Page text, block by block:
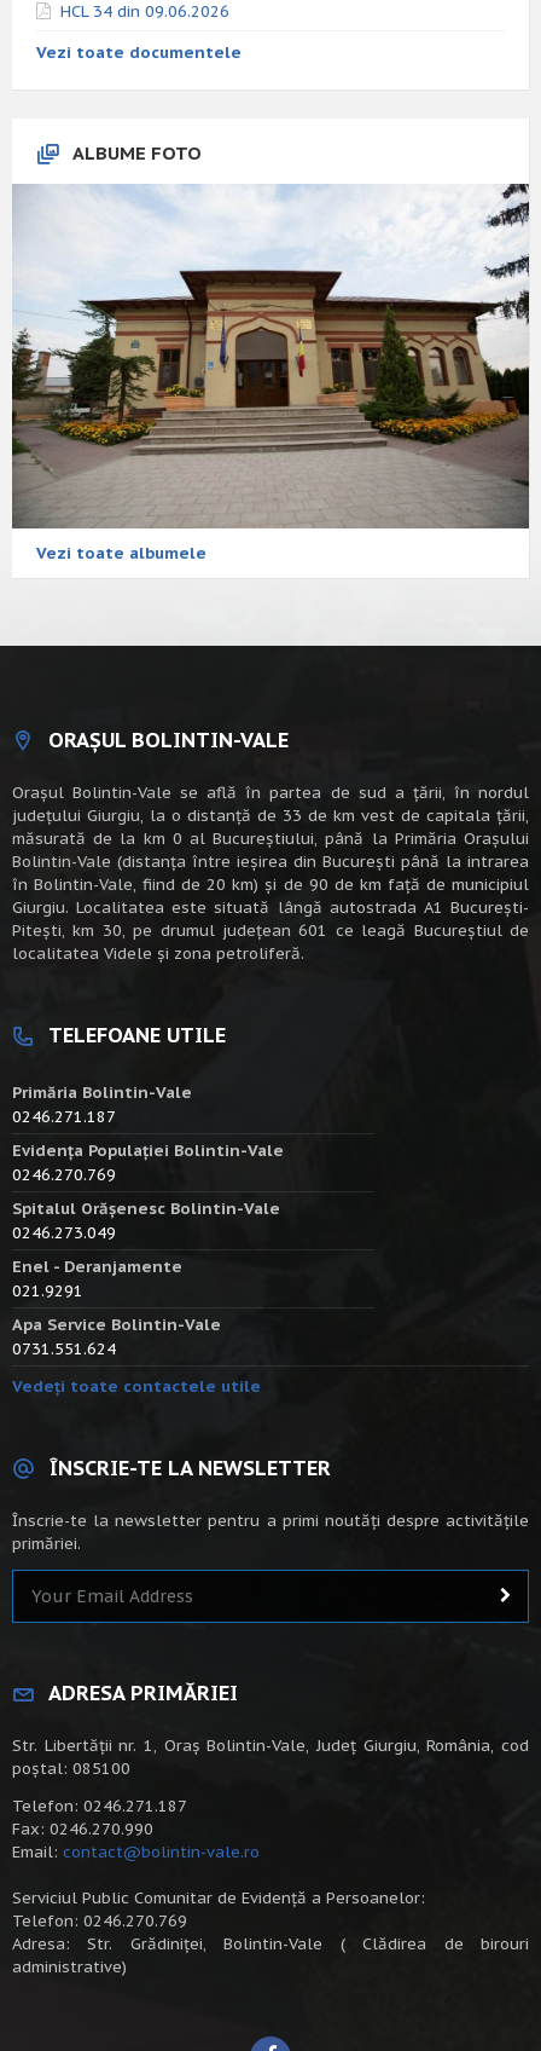
HCL 34 din 09.06.2026
Vezi toate documentele
ALBUME FOTO
Vezi toate albumele
ORAȘUL BOLINTIN-VALE
Oraşul Bolintin-Vale se află în partea de sud a ţării, în nordul
judeţului Giurgiu, la o distanţă de 33 de km vest de capitala țării,
măsurată de la km 0 al Bucureștiului, până la Primăria Orașului
Bolintin-Vale (distanța între ieșirea din București până la intrarea
în Bolintin-Vale, fiind de 20 km) şi de 90 de km faţă de municipiul
Giurgiu. Localitatea este situată lângă autostrada A1 Bucureşti-
Piteşti, km 30, pe drumul judeţean 601 ce leagă Bucureştiul de
localitatea Videle şi zona petroliferă.
TELEFOANE UTILE
Primăria Bolintin-Vale
0246.271.187
Evidența Populației Bolintin-Vale
0246.270.769
Spitalul Orășenesc Bolintin-Vale
0246.273.049
Enel - Deranjamente
021.9291
Apa Service Bolintin-Vale
0731.551.624
Vedeți toate contactele utile
ÎNSCRIE-TE LA NEWSLETTER
Înscrie-te la newsletter pentru a primi noutăți despre activitățile
primăriei.
ADRESA PRIMĂRIEI
Str. Libertății nr. 1, Oraș Bolintin-Vale, Județ Giurgiu, România, cod
poștal: 085100
Telefon: 0246.271.187
Fax: 0246.270.990
Email: contact@bolintin-vale.ro
Serviciul Public Comunitar de Evidență a Persoanelor:
Telefon: 0246.270.769
Adresa: Str. Grădiniței, Bolintin-Vale ( Clădirea de birouri
administrative)